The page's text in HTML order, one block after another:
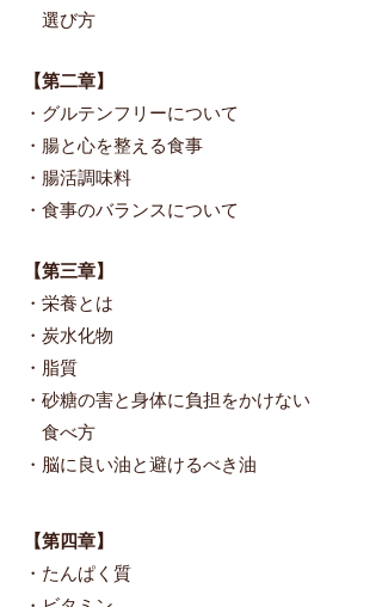
選び方
【第二章​】
・グルテンフリーについて
・腸と心を整える食事
・腸活調味料
・食事のバランスについて
【第三章​】
・栄養とは
・炭水化物
・脂質
・砂糖の害と身体に負担をかけない
食べ方
・脳に良い油と避けるべき油
【第四章​】
・たんぱく質